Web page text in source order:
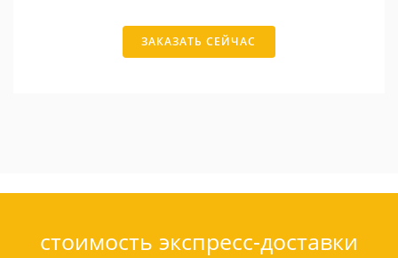
ЗАКАЗАТЬ СЕЙЧАС
стоимость экспресс-доставки